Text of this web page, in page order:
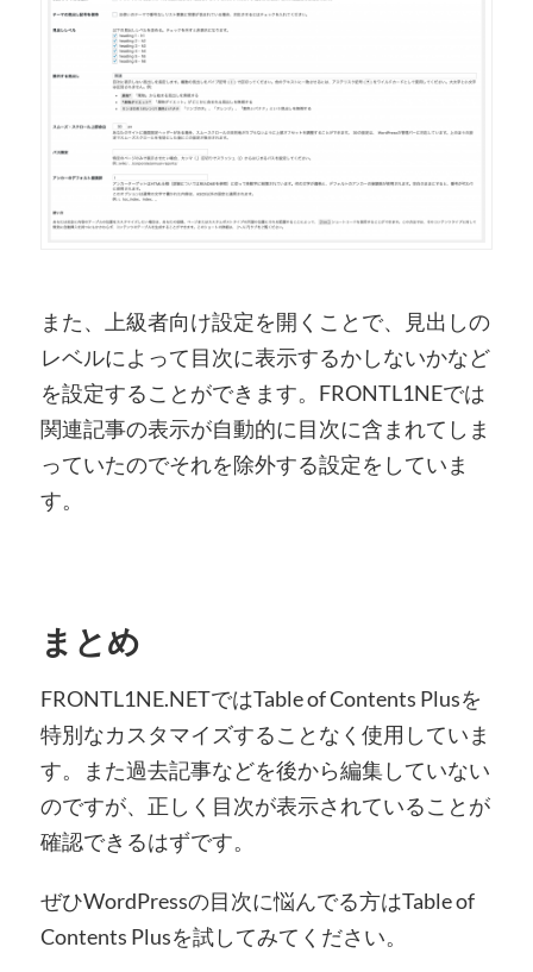
また、上級者向け設定を開くことで、見出しの
レベルによって目次に表示するかしないかなど
を設定することができます。FRONTL1NEでは
関連記事の表示が自動的に目次に含まれてしま
っていたのでそれを除外する設定をしていま
す。
まとめ
FRONTL1NE.NETではTable of Contents Plusを
特別なカスタマイズすることなく使用していま
す。また過去記事などを後から編集していない
のですが、正しく目次が表示されていることが
確認できるはずです。
ぜひWordPressの目次に悩んでる方はTable of
Contents Plusを試してみてください。